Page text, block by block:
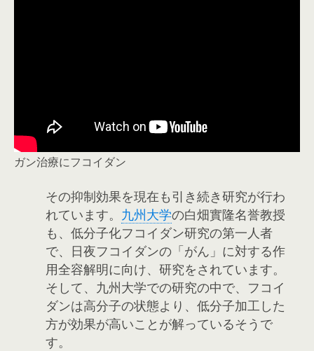
ガン治療にフコイダン
その抑制効果を現在も引き続き研究が行わ
れています。 九州大学の白畑實隆名誉教授
も、低分子化フコイダン研究の第一人者
で、日夜フコイダンの「がん」に対する作
用全容解明に向け、研究をされています。
そして、九州大学での研究の中で、フコイ
ダンは高分子の状態より、低分子加工した
方が効果が高いことが解っているそうで
す。